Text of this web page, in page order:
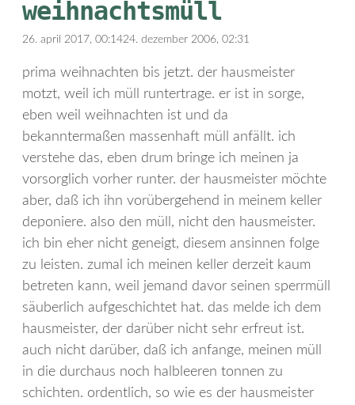
weihnachtsmüll
26. april 2017, 00:1424. dezember 2006, 02:31
prima weihnachten bis jetzt. der hausmeister
motzt, weil ich müll runtertrage. er ist in sorge,
eben weil weihnachten ist und da
bekanntermaßen massenhaft müll anfällt. ich
verstehe das, eben drum bringe ich meinen ja
vorsorglich vorher runter. der hausmeister möchte
aber, daß ich ihn vorübergehend in meinem keller
deponiere. also den müll, nicht den hausmeister.
ich bin eher nicht geneigt, diesem ansinnen folge
zu leisten. zumal ich meinen keller derzeit kaum
betreten kann, weil jemand davor seinen sperrmüll
säuberlich aufgeschichtet hat. das melde ich dem
hausmeister, der darüber nicht sehr erfreut ist.
auch nicht darüber, daß ich anfange, meinen müll
in die durchaus noch halbleeren tonnen zu
schichten. ordentlich, so wie es der hausmeister